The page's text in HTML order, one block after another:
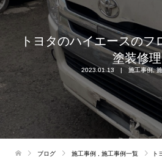
トヨタのハイエースのフ
塗装修理
2023.01.13 施工事例,
ブログ 施工事例 施工事例一覧
ト